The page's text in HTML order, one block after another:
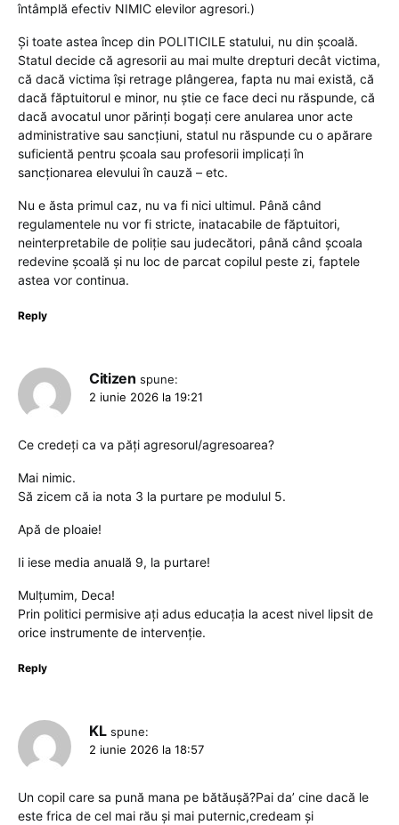
întâmplă efectiv NIMIC elevilor agresori.)
Și toate astea încep din POLITICILE statului, nu din școală.
Statul decide că agresorii au mai multe drepturi decât victima,
că dacă victima își retrage plângerea, fapta nu mai există, că
dacă făptuitorul e minor, nu știe ce face deci nu răspunde, că
dacă avocatul unor părinți bogați cere anularea unor acte
administrative sau sancțiuni, statul nu răspunde cu o apărare
suficientă pentru școala sau profesorii implicați în
sancționarea elevului în cauză – etc.
Nu e ăsta primul caz, nu va fi nici ultimul. Până când
regulamentele nu vor fi stricte, inatacabile de făptuitori,
neinterpretabile de poliție sau judecători, până când școala
redevine școală și nu loc de parcat copilul peste zi, faptele
astea vor continua.
Reply
Citizen spune:
2 iunie 2026 la 19:21
Ce credeți ca va păți agresorul/agresoarea?
Mai nimic.
Să zicem că ia nota 3 la purtare pe modulul 5.
Apă de ploaie!
Ii iese media anuală 9, la purtare!
Mulțumim, Deca!
Prin politici permisive ați adus educația la acest nivel lipsit de
orice instrumente de intervenție.
Reply
KL spune:
2 iunie 2026 la 18:57
Un copil care sa pună mana pe bătăușă?Pai da’ cine dacă le
este frica de cel mai rău și mai puternic,credeam și